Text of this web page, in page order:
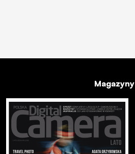
Magazyny